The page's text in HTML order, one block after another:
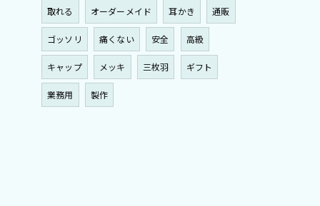
取れる オーダーメイド 耳かき 通販
ゴッソリ 痛くない 安全 高級
キャップ メッキ 三枚羽 ギフト
業務用 製作